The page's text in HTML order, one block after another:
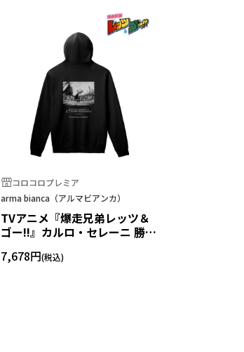
コロコロプレミア
arma bianca（アルマビアンカ）
TVアニメ『爆走兄弟レッツ＆
ゴー!!』カルロ・セレーニ 勝者
7,678円